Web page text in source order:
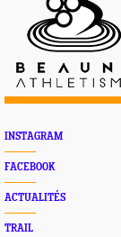
INSTAGRAM
FACEBOOK
ACTUALITÉS
TRAIL